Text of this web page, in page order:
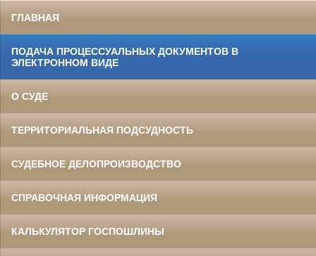
ГЛАВНАЯ
ПОДАЧА ПРОЦЕССУАЛЬНЫХ ДОКУМЕНТОВ В
ЭЛЕКТРОННОМ ВИДЕ
О СУДЕ
ТЕРРИТОРИАЛЬНАЯ ПОДСУДНОСТЬ
СУДЕБНОЕ ДЕЛОПРОИЗВОДСТВО
СПРАВОЧНАЯ ИНФОРМАЦИЯ
КАЛЬКУЛЯТОР ГОСПОШЛИНЫ